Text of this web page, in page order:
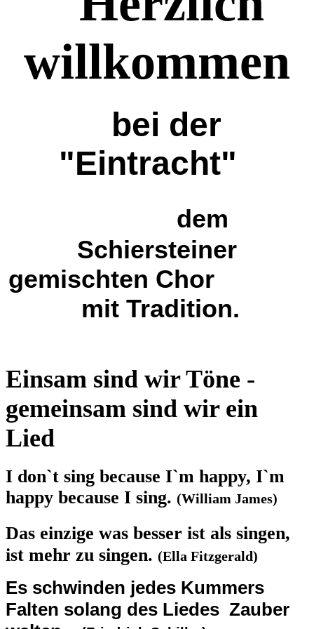
willkommen
bei der
"Eintracht"
dem
Schiersteiner
gemischten Chor
mit Tradition.
Einsam sind wir Töne -
gemeinsam sind wir ein
Lied
I don`t sing because I`m happy, I`m
happy because I sing. (William James)
Das einzige was besser ist als singen,
ist mehr zu singen. (Ella Fitzgerald)
Es schwinden jedes Kummers
Falten solang des Liedes Zauber